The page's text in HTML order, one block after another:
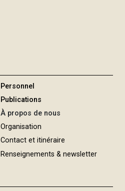
Personnel
Publications
À propos de nous
Organisation
Contact et itinéraire
Renseignements & newsletter